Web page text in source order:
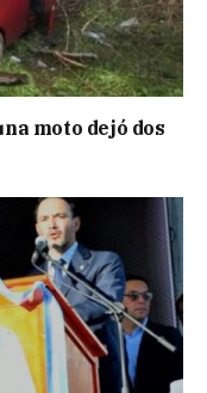
moto dejó dos